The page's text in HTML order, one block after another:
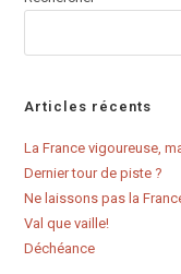
Articles récents
La France vigoureuse,
Dernier tour de piste ?
Ne laissons pas la
Val que vaille!
Déchéance